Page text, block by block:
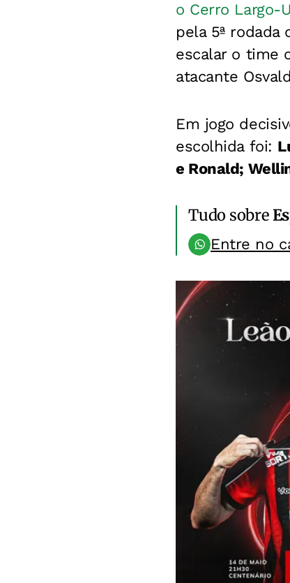
o Cerro Largo-
pela 5ª rodada
escalar o time
atacante
Em jogo
escolhida foi:
e Ronald;
Tudo sobre
Entre no